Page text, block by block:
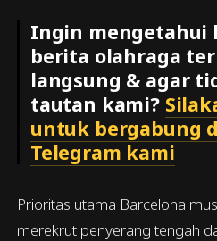
Ingin mengetahui
berita olahraga
langsung & agar
tautan kami?
untuk bergabung
Telegram kami
Prioritas utama Barcelona
merekrut penyerang tengah